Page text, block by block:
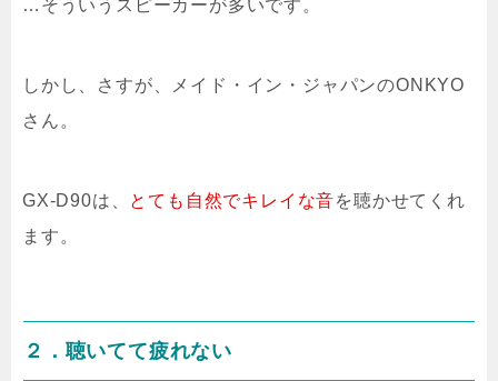
…そういうスピーカーが多いです。
しかし、さすが、メイド・イン・ジャパンのONKYO
さん。
GX-D90は、 とても自然でキレイな音を聴かせてくれ
ます。
２．聴いてて疲れない